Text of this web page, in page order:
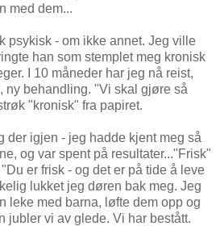
med dem...
psykisk - om ikke annet. Jeg ville
han som stemplet meg kronisk
I 10 måneder har jeg nå reist,
ny behandling. "Vi skal gjøre så
"kronisk" fra papiret.
der igjen - jeg hadde kjent meg så
og var spent på resultater..."Frisk"
er frisk - og det er på tide å leve
lukket jeg døren bak meg. Jeg
leke med barna, løfte dem opp og
jubler vi av glede. Vi har bestått.